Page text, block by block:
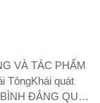
VÀ TÁC PHẨM
TôngKhái quát
ĐẲNG QUA